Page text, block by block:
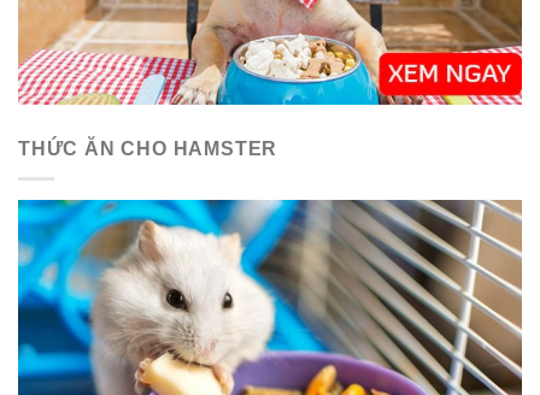
THỨC ĂN CHO HAMSTER